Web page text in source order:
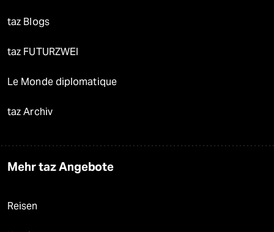
taz Blogs
taz FUTURZWEI
Le Monde diplomatique
taz Archiv
Mehr taz Angebote
Reisen